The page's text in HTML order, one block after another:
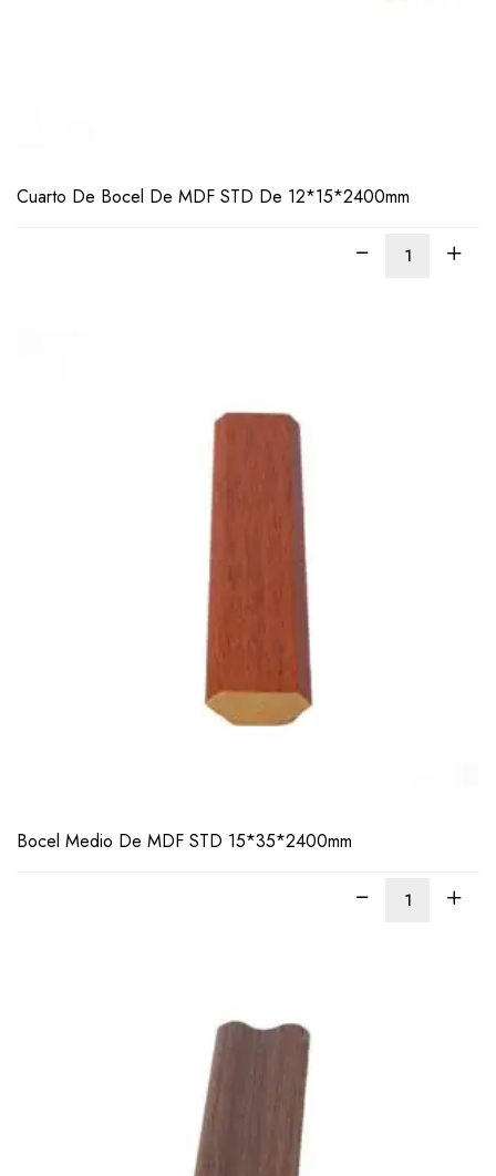
Cuarto De Bocel De MDF STD De 12*15*2400mm
Bocel Medio De MDF STD 15*35*2400mm